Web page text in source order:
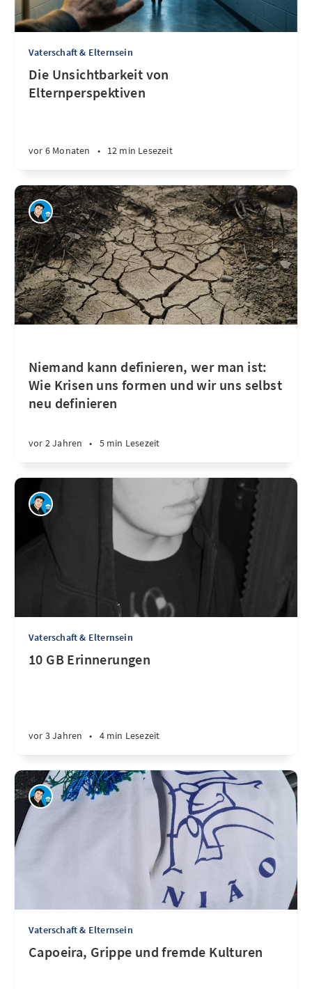
Vaterschaft & Elternsein
Die Unsichtbarkeit von
Elternperspektiven
vor 6 Monaten • 12 min Lesezeit
Niemand kann definieren, wer man ist:
Wie Krisen uns formen und wir uns selbst
neu definieren
vor 2 Jahren • 5 min Lesezeit
Vaterschaft & Elternsein
10 GB Erinnerungen
vor 3 Jahren • 4 min Lesezeit
Vaterschaft & Elternsein
Capoeira, Grippe und fremde Kulturen